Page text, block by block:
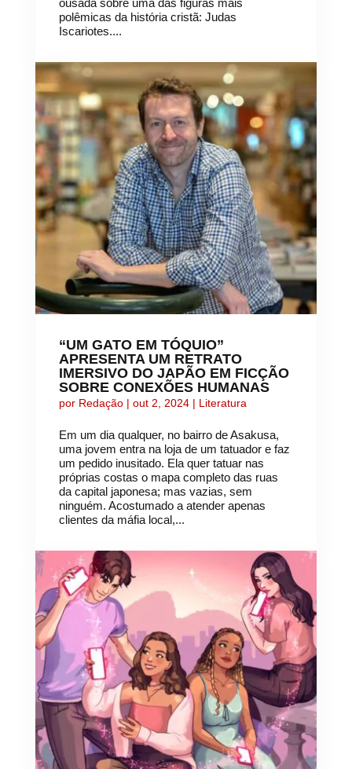
ousada sobre uma das figuras mais
polêmicas da história cristã: Judas
Iscariotes....
“UM GATO EM TÓQUIO”
APRESENTA UM RETRATO
IMERSIVO DO JAPÃO EM FICÇÃO
SOBRE CONEXÕES HUMANAS
por Redação| out 2, 2024| Literatura
Em um dia qualquer, no bairro de Asakusa,
uma jovem entra na loja de um tatuador e faz
um pedido inusitado. Ela quer tatuar nas
próprias costas o mapa completo das ruas
da capital japonesa; mas vazias, sem
ninguém. Acostumado a atender apenas
clientes da máfia local,...